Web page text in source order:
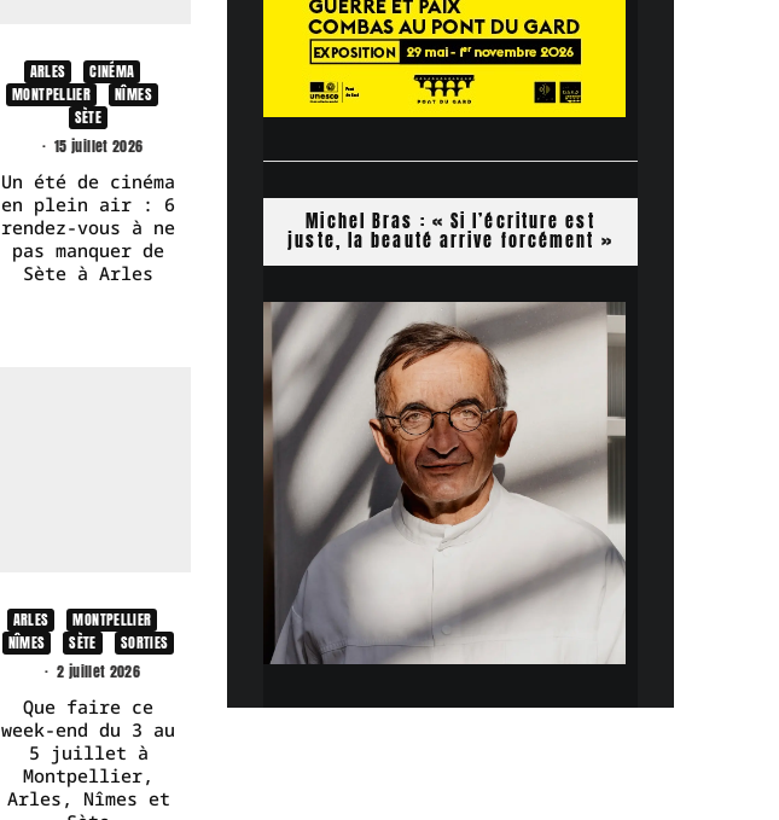
ARLES
CINÉMA
MONTPELLIER
NÎMES
SÈTE
· 15 juillet 2026
Un été de cinéma
en plein air : 6
rendez-vous à ne
pas manquer de
Sète à Arles
ARLES
MONTPELLIER
NÎMES
SÈTE
SORTIES
· 2 juillet 2026
Que faire ce
week-end du 3 au
5 juillet à
Montpellier,
Arles, Nîmes et
Michel Bras : « Si l’écriture est
juste, la beauté arrive forcément »